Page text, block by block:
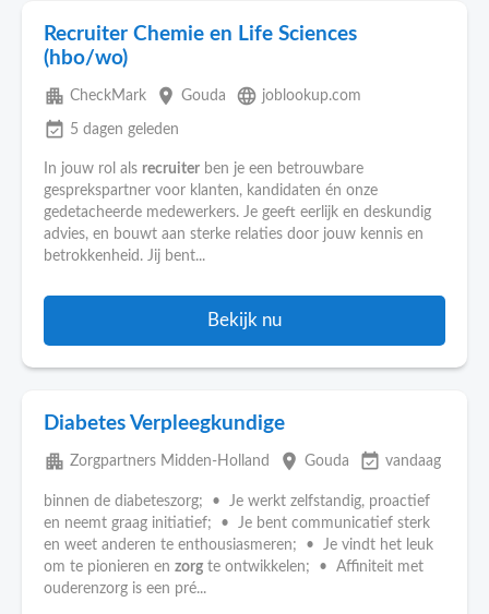
Recruiter Chemie en Life Sciences
(hbo/wo)
apartment CheckMark place Gouda language joblookup.com
event_available 5 dagen geleden
In jouw rol als recruiter ben je een betrouwbare
gesprekspartner voor klanten, kandidaten én onze
gedetacheerde medewerkers. Je geeft eerlijk en deskundig
advies, en bouwt aan sterke relaties door jouw kennis en
betrokkenheid. Jij bent...
Bekijk nu
Diabetes Verpleegkundige
apartment Zorgpartners Midden-Holland place Gouda event_available vandaag
binnen de diabeteszorg; • Je werkt zelfstandig, proactief
en neemt graag initiatief; • Je bent communicatief sterk
en weet anderen te enthousiasmeren; • Je vindt het leuk
om te pionieren en zorg te ontwikkelen; • Affiniteit met
ouderenzorg is een pré...